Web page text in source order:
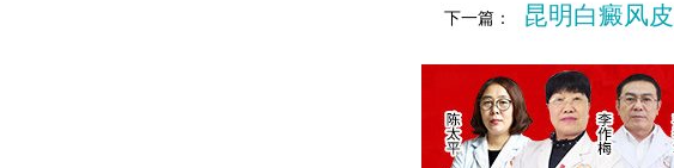
下一篇： 昆明白癜风皮